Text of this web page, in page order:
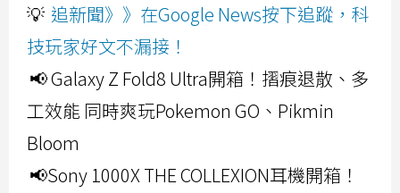
💡 追新聞》》在Google News按下追蹤，科
技玩家好文不漏接！
📢 Galaxy Z Fold8 Ultra開箱！摺痕退散、多
工效能 同時爽玩Pokemon GO、Pikmin
Bloom
📢Sony 1000X THE COLLEXION耳機開箱！